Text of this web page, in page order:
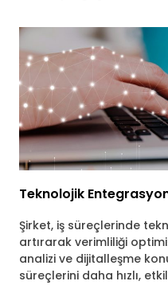
Teknolojik
Şirket, iş süreçlerinde
artırarak verimliliği
analizi ve dijitalleşme
süreçlerini daha hızlı,